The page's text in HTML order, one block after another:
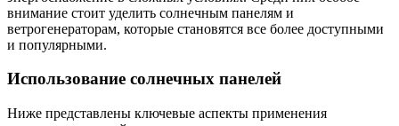
внимание стоит уделить солнечным панелям и
ветрогенераторам, которые становятся все более доступными
и популярными.
Использование солнечных панелей
Ниже представлены ключевые аспекты применения